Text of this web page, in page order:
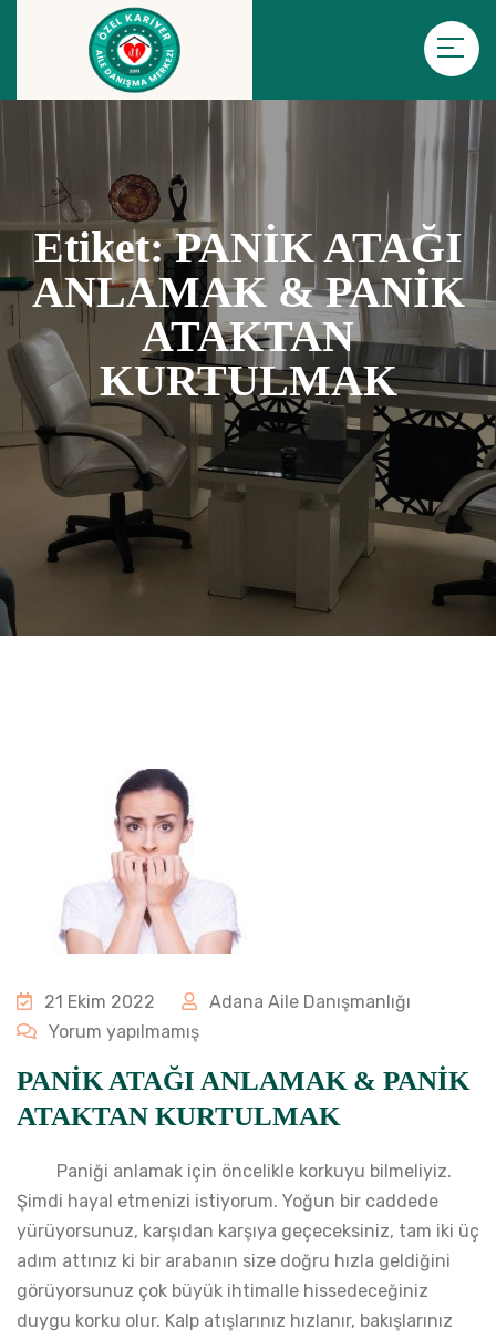
Etiket:PANİK ATAĞI
ANLAMAK & PANİK
ATAKTAN
KURTULMAK
21 Ekim 2022
Adana Aile Danışmanlığı
Yorum yapılmamış
PANİK ATAĞI ANLAMAK & PANİK
ATAKTAN KURTULMAK
Paniği anlamak için öncelikle korkuyu bilmeliyiz.
Şimdi hayal etmenizi istiyorum. Yoğun bir caddede
yürüyorsunuz, karşıdan karşıya geçeceksiniz, tam iki üç
adım attınız ki bir arabanın size doğru hızla geldiğini
görüyorsunuz çok büyük ihtimalle hissedeceğiniz
duygu korku olur. Kalp atışlarınız hızlanır, bakışlarınız